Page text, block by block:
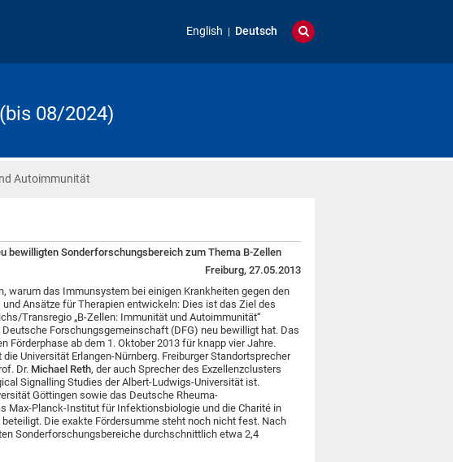
English Deutsch
08/2024)
Autoimmunität
bewilligten Sonderforschungsbereich zum Thema B-Zellen
Freiburg, 27.05.2013
warum das Immunsystem bei einigen Krankheiten gegen den
und Ansätze für Therapien entwickeln: Dies ist das Ziel des
Transregio „B-Zellen: Immunität und Autoimmunität“
Deutsche Forschungsgemeinschaft (DFG) neu bewilligt hat. Das
Förderphase ab dem 1. Oktober 2013 für knapp vier Jahre.
Universität Erlangen-Nürnberg. Freiburger Standortsprecher
Dr. Michael Reth, der auch Sprecher des Exzellenzclusters
Signalling Studies der Albert-Ludwigs-Universität ist.
Göttingen sowie das Deutsche Rheuma-
Max-Planck-Institut für Infektionsbiologie und die Charité in
beteiligt. Die exakte Fördersumme steht noch nicht fest. Nach
Sonderforschungsbereiche durchschnittlich etwa 2,4